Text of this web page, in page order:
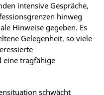
intensive Gespräche,
hinweg
Hinweise gegeben. Es
Gelegenheit, so viele
eine tragfähige
schwächt